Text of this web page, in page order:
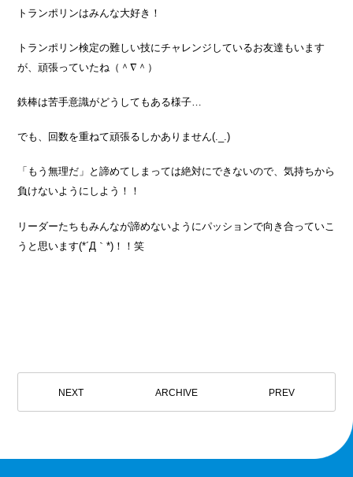
トランポリンはみんな大好き！
トランポリン検定の難しい技にチャレンジしているお友達もいます
が、頑張っていたね（＾∇＾）
鉄棒は苦手意識がどうしてもある様子…
でも、回数を重ねて頑張るしかありません(._.)
「もう無理だ」と諦めてしまっては絶対にできないので、気持ちから
負けないようにしよう！！
リーダーたちもみんなが諦めないようにパッションで向き合っていこ
うと思います(*´Д｀*)！！笑
NEXT ARCHIVE PREV